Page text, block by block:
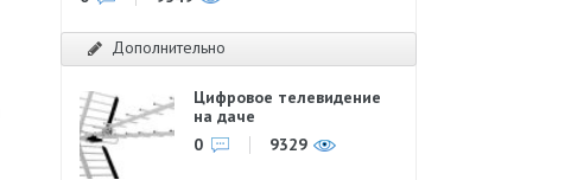
Дополнительно
Цифровое телевидение
на даче
0
9329